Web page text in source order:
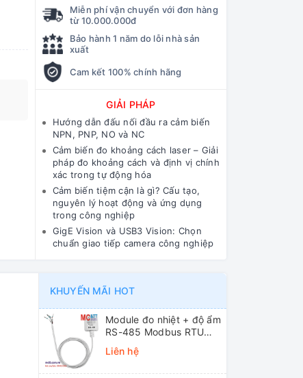
Miễn phí vận chuyển với đơn hàng
từ 10.000.000đ
Bảo hành 1 năm do lỗi nhà sản
xuất
Cam kết 100% chính hãng
GIẢI PHÁP
Hướng dẫn đấu nối đầu ra cảm biến
NPN, PNP, NO và NC
Cảm biến đo khoảng cách laser – Giải
pháp đo khoảng cách và định vị chính
xác trong tự động hóa
Cảm biến tiệm cận là gì? Cấu tạo,
nguyên lý hoạt động và ứng dụng
trong công nghiệp
GigE Vision và USB3 Vision: Chọn
chuẩn giao tiếp camera công nghiệp
KHUYẾN MÃI HOT
Module đo nhiệt + độ ẩm
RS-485 Modbus RTU
ICP DAS DL-10 CR
Liên hệ